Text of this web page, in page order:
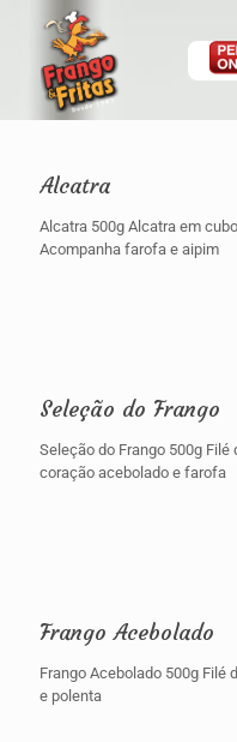
Alcatra
Alcatra 500g Alcatra em
Acompanha farofa e aipim
Seleção do Frango
Seleção do Frango 500g
coração acebolado e farofa
Frango Acebolado
Frango Acebolado 500g
e polenta